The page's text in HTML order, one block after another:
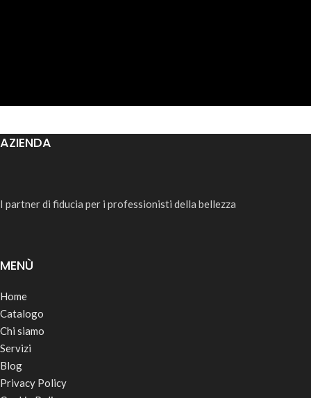
AZIENDA
I partner di fiducia per i professionisti della bellezza
MENÙ
Home
Catalogo
Chi siamo
Servizi
Blog
Privacy Policy